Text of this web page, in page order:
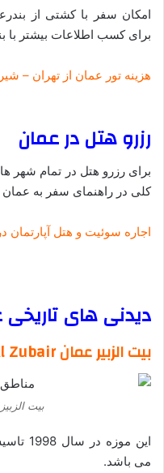
امکان سفر با کشتی از
برای کسب اطلاعات بیشتر با
هزینه تور عمان از تهران –
رزرو هتل در عمان
برای رزرو هتل در تمام شهر
کلی در راهنمای سفر به عمان
اجاره سوئیت و هتل
دیدنی های
بیت الزبیر عمان Bait Al Zubair
بیت
این
می باشد.